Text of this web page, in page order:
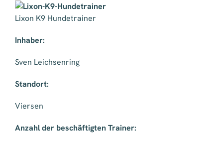
Lixon K9 Hundetrainer
Inhaber:
Sven Leichsenring
Standort:
Viersen
Anzahl der beschäftigten Trainer: